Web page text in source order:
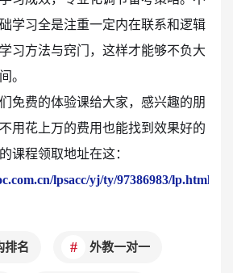
学习全是注重一定内在联系和逻辑
习方法与窍门，这样才能够不负大
。
免费的体验课给大家，感兴趣的朋
用花上万的费用也能找到效果好的
课程领取地址在这：
lpsacc/yj/ty/97386983/lp.html?
排名 外教一对一